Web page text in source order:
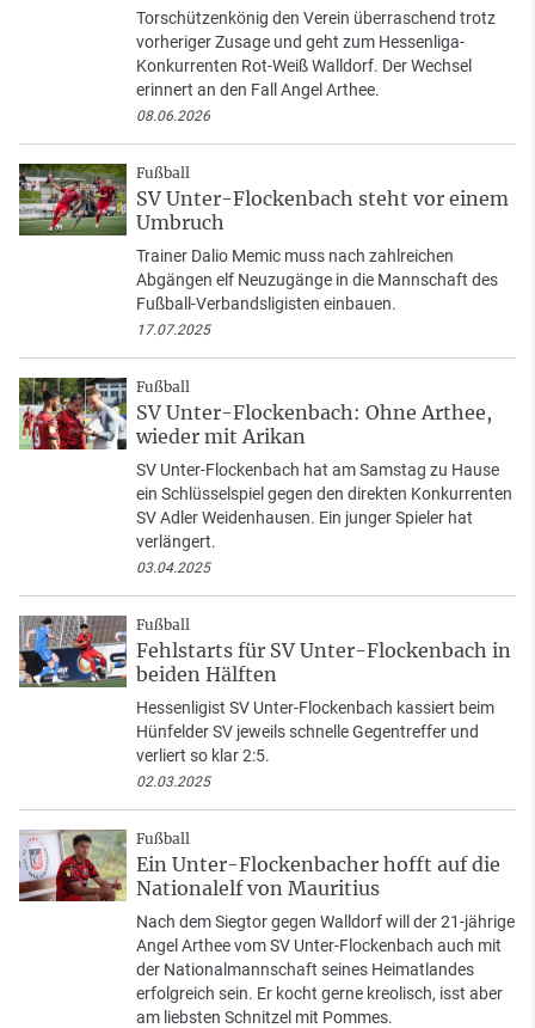
Torschützenkönig den Verein überraschend trotz
vorheriger Zusage und geht zum Hessenliga-
Konkurrenten Rot-Weiß Walldorf. Der Wechsel
erinnert an den Fall Angel Arthee.
08.06.2026
Fußball
SV Unter-Flockenbach steht vor einem
Umbruch
Trainer Dalio Memic muss nach zahlreichen
Abgängen elf Neuzugänge in die Mannschaft des
Fußball-Verbandsligisten einbauen.
17.07.2025
Fußball
SV Unter-Flockenbach: Ohne Arthee,
wieder mit Arikan
SV Unter-Flockenbach hat am Samstag zu Hause
ein Schlüsselspiel gegen den direkten Konkurrenten
SV Adler Weidenhausen. Ein junger Spieler hat
verlängert.
03.04.2025
Fußball
Fehlstarts für SV Unter-Flockenbach in
beiden Hälften
Hessenligist SV Unter-Flockenbach kassiert beim
Hünfelder SV jeweils schnelle Gegentreffer und
verliert so klar 2:5.
02.03.2025
Fußball
Ein Unter-Flockenbacher hofft auf die
Nationalelf von Mauritius
Nach dem Siegtor gegen Walldorf will der 21-jährige
Angel Arthee vom SV Unter-Flockenbach auch mit
der Nationalmannschaft seines Heimatlandes
erfolgreich sein. Er kocht gerne kreolisch, isst aber
am liebsten Schnitzel mit Pommes.